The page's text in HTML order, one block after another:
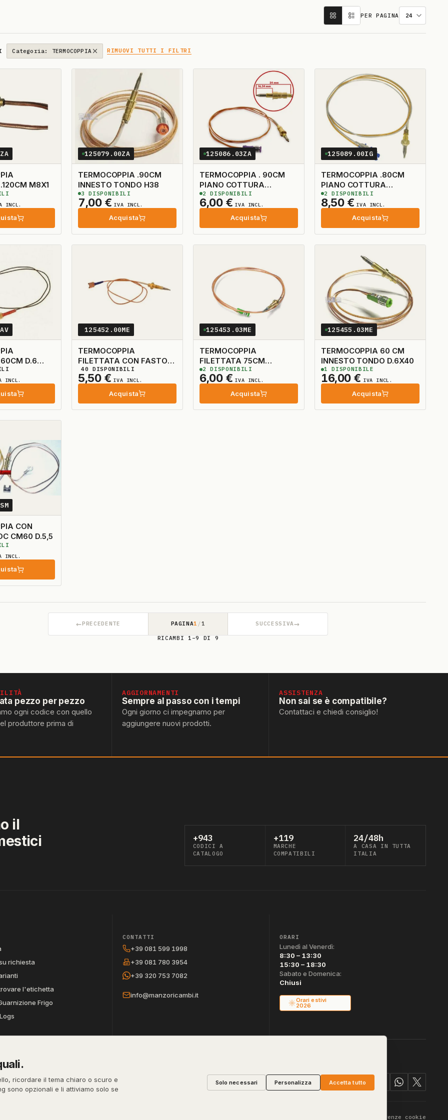
PER PAGINA
Categoria: TERMOCOPPIA RIMUOVI TUTTI I FILTRI
FILETTATA .120CM M8X1
INCL.
125079.00ZA
TERMOCOPPIA .90CM
INNESTO TONDO H38
7,00 € IVA INCL.
Acquista
3 DISPONIBILI
125086.03ZA
TERMOCOPPIA . 90CM
PIANO COTTURA
INNESTO TONDO
6,00 € IVA INCL.
Acquista
2 DISPONIBILI
125089.00IG
TERMOCOPPIA .80CM
PIANO COTTURA
INNESTO TONDO
8,50 € IVA INCL.
Acquista
2 DISPONIBILI
T/CORONA
INCL.
125452.00ME
TERMOCOPPIA
FILETTATA CON FASTON
+ OC .90CM D.6X0.75
5,50 € IVA INCL.
Acquista
40 DISPONIBILI
125453.03ME
TERMOCOPPIA
FILETTATA 75CM
INNESTO TONDO
6,00 € IVA INCL.
Acquista
2 DISPONIBILI
125455.03ME
TERMOCOPPIA 60 CM
INNESTO TONDO D.6X40
16,00 € IVA INCL.
Acquista
1 DISPONIBILE
CM60 D.5,5
INCL.
←PRECEDENTE PAGINA1 /1 SUCCESSIVA→
RICAMBI 1–9 DI 9
pezzo per pezzo
ogni codice con quello
produttore prima di
AGGIORNAMENTI
Sempre al passo con i tempi
Ogni giorno ci impegnamo per
aggiungere nuovi prodotti.
ASSISTENZA
Non sai se è compatibile?
Contattaci e chiedi consiglio!
il
+943
CODICI A
CATALOGO
+119
MARCHE
COMPATIBILI
24/48h
A CASA IN TUTTA
ITALIA
richiesta
l'etichetta
Frigo
CONTATTI
+39 081 599 1998
+39 081 780 3954
+39 320 753 7082
info@manzoricambi.it
ORARI
Lunedì al Venerdì:
8:30 – 13:30
15:30 – 18:30
Sabato e Domenica:
Chiusi
Orari estivi
2026
REA
NA-395472
PEC
manzo@pec.manzoricambi.it
Preferenze cookie
ricordare il tema chiaro o scuro e
sono opzionali e li attiviamo solo se
Solo necessari Personalizza Accetta tutto